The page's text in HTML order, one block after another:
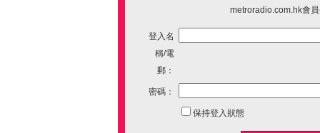
metroradio.com.hk會
登入名
稱/電
郵：
密碼：
保持登入狀態